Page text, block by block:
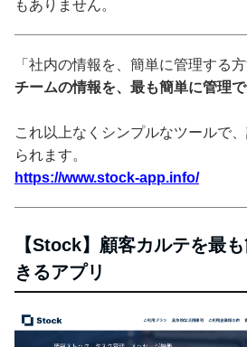
もありません。
「社内の情報を、簡単に管理する方
チームの情報を、最も簡単に管理
これ以上なくシンプルなツールで
られます。
https://www.stock-app.info/
【Stock】顧客カルテを最
きるアプリ